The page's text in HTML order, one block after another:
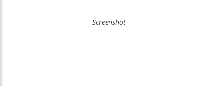
Screenshot